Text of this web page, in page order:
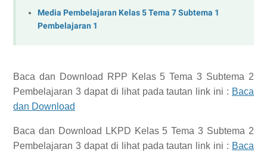
Media Pembelajaran Kelas 5 Tema 7 Subtema 1
Pembelajaran 1
Baca dan Download
RPP Kelas 5 Tema 3 Subtema 2
Pembelajaran 3 dapat di lihat pada tautan link ini : Baca
dan Download
Baca dan Download
LKPD Kelas 5 Tema 3 Subtema 2
Pembelajaran 3 dapat di lihat pada tautan link ini : Baca